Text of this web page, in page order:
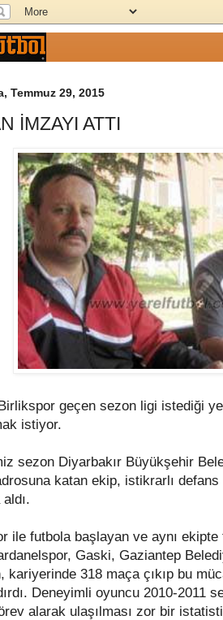
Temmuz 29, 2015
İMZAYI ATTI
geçen sezon ligi istediği
istiyor.
sezon Diyarbakır Büyükşehir
katan ekip, istikrarlı defans
ile futbola başlayan ve aynı
Gaski, Gaziantep
kariyerinde 318 maça çıkıp bu
Deneyimli oyuncu 2010-2011
alarak ulaşılması zor bir